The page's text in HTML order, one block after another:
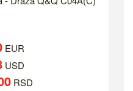
EUR
USD
RSD